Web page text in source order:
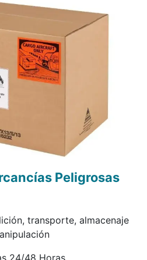
Peligrosas
transporte, almacenaje